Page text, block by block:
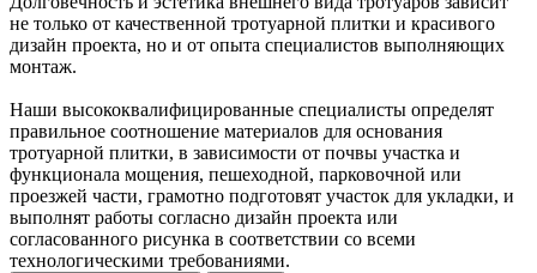
не только от качественной тротуарной плитки и красивого
дизайн проекта, но и от опыта специалистов выполняющих
монтаж.
Наши высококвалифицированные специалисты определят
правильное соотношение материалов для основания
тротуарной плитки, в зависимости от почвы участка и
функционала мощения, пешеходной, парковочной или
проезжей части, грамотно подготовят участок для укладки, и
выполнят работы согласно дизайн проекта или
согласованного рисунка в соответствии со всеми
технологическими требованиями.